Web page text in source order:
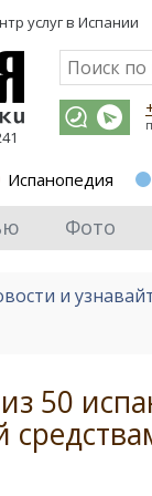
услуг в Испании
Испанопедия
Фото
и
50